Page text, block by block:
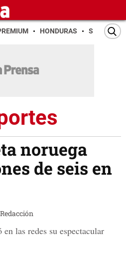
HONDURAS SAN PEDRO
noruega
de seis en
Redacción
las redes su espectacular